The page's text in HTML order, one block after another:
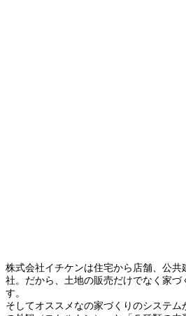
株式会社イチケンは住宅から店舗、公
社。だから、土地の販売だけでなく家づ
す。
そしてオススメなの家づくりのシステ